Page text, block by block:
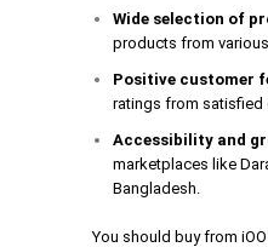
Wide selection of
products from
Positive customer
ratings from satisfied
Accessibility and
marketplaces like
Bangladesh.
You should buy from